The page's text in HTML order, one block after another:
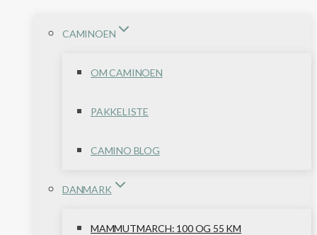
CAMINOEN
OM CAMINOEN
PAKKELISTE
CAMINO BLOG
DANMARK
MAMMUTMARCH: 100 OG 55 KM